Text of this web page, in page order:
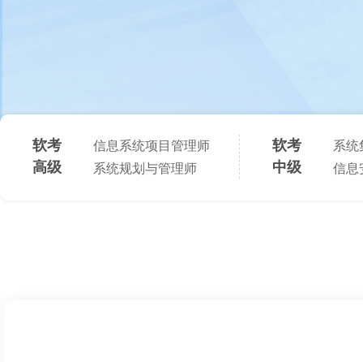
软考
高级
信息系统项目管理师
系统规划与管理师
软考
中级
系统
信息